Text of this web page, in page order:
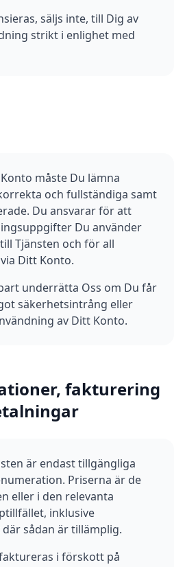
säljs inte, till Dig av
strikt i enlighet med
måste Du lämna
och fullständiga samt
Du ansvarar för att
Du använder
Tjänsten och för all
Ditt Konto.
underrätta Oss om Du får
säkerhetsintrång eller
av Ditt Konto.
fakturering
är endast tillgängliga
Priserna är de
eller i den relevanta
inklusive
sådan är tillämplig.
i förskott på